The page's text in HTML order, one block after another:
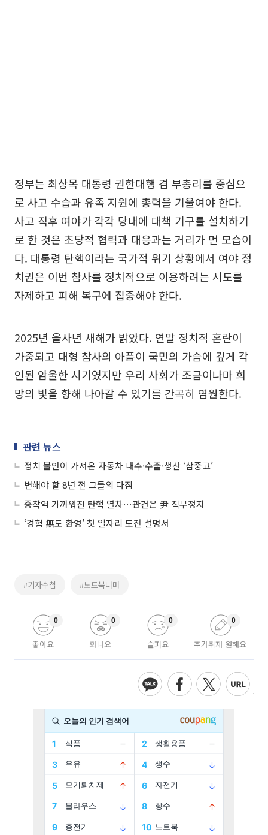
정부는 최상목 대통령 권한대행 겸 부총리를 중심으
로 사고 수습과 유족 지원에 총력을 기울여야 한다.
사고 직후 여야가 각각 당내에 대책 기구를 설치하기
로 한 것은 초당적 협력과 대응과는 거리가 먼 모습이
다. 대통령 탄핵이라는 국가적 위기 상황에서 여야 정
치권은 이번 참사를 정치적으로 이용하려는 시도를
자제하고 피해 복구에 집중해야 한다.
2025년 을사년 새해가 밝았다. 연말 정치적 혼란이
가중되고 대형 참사의 아픔이 국민의 가슴에 깊게 각
인된 암울한 시기였지만 우리 사회가 조금이나마 희
망의 빛을 향해 나아갈 수 있기를 간곡히 염원한다.
관련 뉴스
정치 불안이 가져온 자동차 내수·수출·생산 ‘삼중고’
변해야 할 8년 전 그들의 다짐
종착역 가까워진 탄핵 열차…관건은 尹 직무정지
‘경험 無도 환영’ 첫 일자리 도전 설명서
#기자수첩 #노트북너머
좋아요
0
화나요
0
슬퍼요
0
추가취재 원해요
0